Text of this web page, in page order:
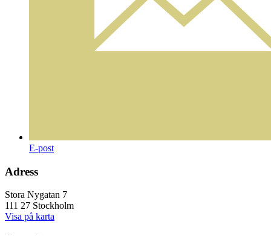
E-post
Adress
Stora Nygatan 7
111 27 Stockholm
Visa på karta